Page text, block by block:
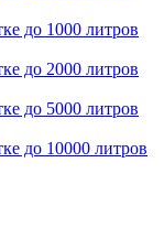
до 1000 литров
до 2000 литров
до 5000 литров
до 10000 литров